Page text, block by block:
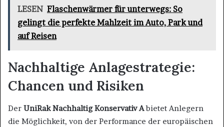
LESEN Flaschenwärmer für unterwegs: So
gelingt die perfekte Mahlzeit im Auto, Park und
auf Reisen
Nachhaltige Anlagestrategie:
Chancen und Risiken
Der UniRak Nachhaltig Konservativ Abietet Anlegern
die Möglichkeit, von der Performance der europäischen